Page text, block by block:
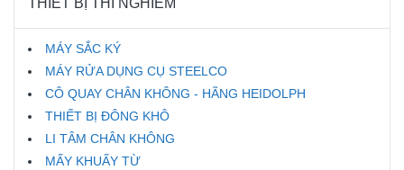
THIẾT BỊ THÍ NGHIÊM
MÁY SẮC KÝ
MÁY RỬA DỤNG CỤ STEELCO
CÔ QUAY CHÂN KHÔNG - HÃNG HEIDOLPH
THIẾT BỊ ĐÔNG KHÔ
LI TÂM CHÂN KHÔNG
MẤY KHUẤY TỪ